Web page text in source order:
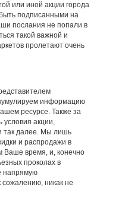
или иной акции города
подписанными на
послания не попали в
такой важной и
пролетают очень
информацию
ресурсе. Также за
условия акции,
так далее. Мы лишь
и распродажи в
Ваше время, и, конечно
проколах в
напрямую
сожалению, никак не